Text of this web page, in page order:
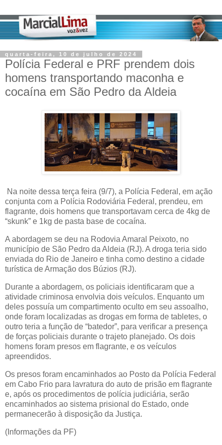
quarta-feira, 10 de julho de 2024
Polícia Federal e PRF prendem dois
homens transportando maconha e
cocaína em São Pedro da Aldeia
Na noite dessa terça feira (9/7), a Polícia Federal, em ação
conjunta com a Polícia Rodoviária Federal, prendeu, em
flagrante, dois homens que transportavam cerca de 4kg de
“skunk” e 1kg de pasta base de cocaína.
A abordagem se deu na Rodovia Amaral Peixoto, no
município de São Pedro da Aldeia (RJ). A droga teria sido
enviada do Rio de Janeiro e tinha como destino a cidade
turística de Armação dos Búzios (RJ).
Durante a abordagem, os policiais identificaram que a
atividade criminosa envolvia dois veículos. Enquanto um
deles possuía um compartimento oculto em seu assoalho,
onde foram localizadas as drogas em forma de tabletes, o
outro teria a função de “batedor”, para verificar a presença
de forças policiais durante o trajeto planejado. Os dois
homens foram presos em flagrante, e os veículos
apreendidos.
Os presos foram encaminhados ao Posto da Polícia Federal
em Cabo Frio para lavratura do auto de prisão em flagrante
e, após os procedimentos de polícia judiciária, serão
encaminhados ao sistema prisional do Estado, onde
permanecerão à disposição da Justiça.
(Informações da PF)